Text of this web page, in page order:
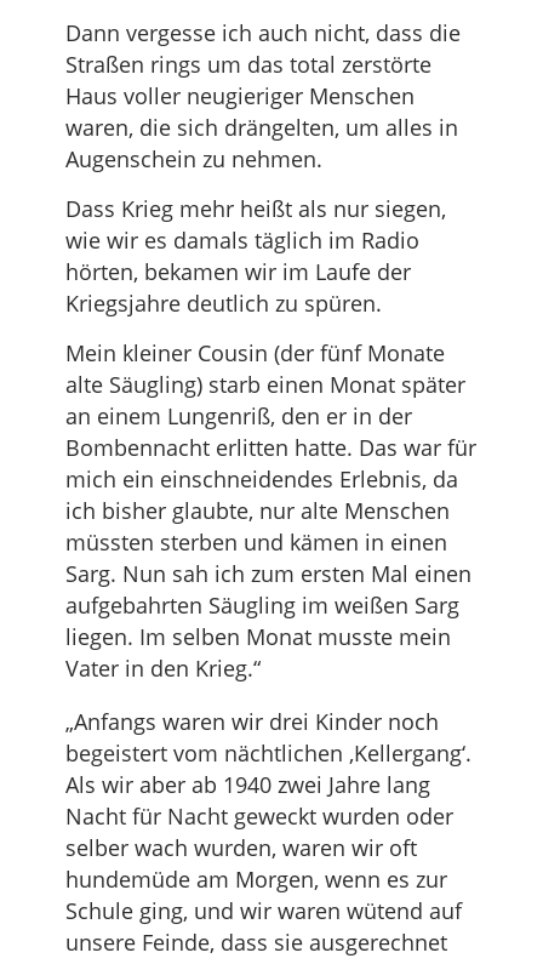
Dann vergesse ich auch nicht, dass die
Straßen rings um das total zerstörte
Haus voller neugieriger Menschen
waren, die sich drängelten, um alles in
Augenschein zu nehmen.
Dass Krieg mehr heißt als nur siegen,
wie wir es damals täglich im Radio
hörten, bekamen wir im Laufe der
Kriegsjahre deutlich zu spüren.
Mein kleiner Cousin (der fünf Monate
alte Säugling) starb einen Monat später
an einem Lungenriß, den er in der
Bombennacht erlitten hatte. Das war für
mich ein einschneidendes Erlebnis, da
ich bisher glaubte, nur alte Menschen
müssten sterben und kämen in einen
Sarg. Nun sah ich zum ersten Mal einen
aufgebahrten Säugling im weißen Sarg
liegen. Im selben Monat musste mein
Vater in den Krieg.“
„Anfangs waren wir drei Kinder noch
begeistert vom nächtlichen ‚Kellergang‘.
Als wir aber ab 1940 zwei Jahre lang
Nacht für Nacht geweckt wurden oder
selber wach wurden, waren wir oft
hundemüde am Morgen, wenn es zur
Schule ging, und wir waren wütend auf
unsere Feinde, dass sie ausgerechnet